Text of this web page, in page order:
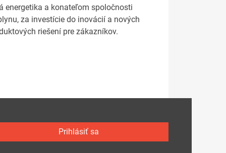
energetika a konateľom spoločnosti
za investície do inovácií a nových
riešení pre zákazníkov.
Prihlásiť sa